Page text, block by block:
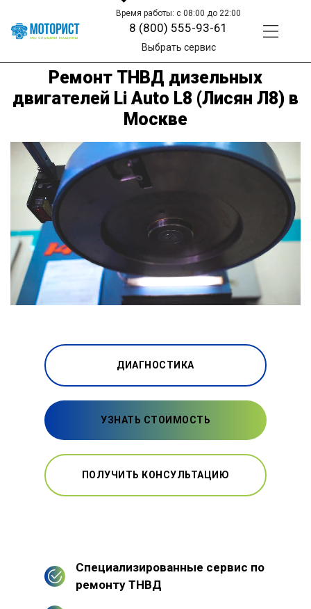
Время работы: с 08:00 до 22:00
8 (800) 555-93-61
Выбрать сервис
Ремонт ТНВД дизельных
двигателей Li Auto L8 (Лисян Л8) в
Москве
ДИАГНОСТИКА
УЗНАТЬ СТОИМОСТЬ
ПОЛУЧИТЬ КОНСУЛЬТАЦИЮ
Специализированные сервис по
ремонту ТНВД